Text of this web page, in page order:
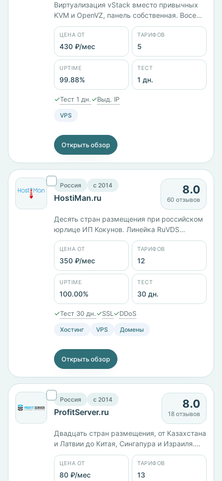
Виртуализация vStack вместо привычных
KVM и OpenVZ, панель собственная. Восемь
стран размещения — от России и
Казахстана до Бразилии и Турции. Пять
тарифов от 429 ₽/мес, Windows-версия
базовой конфигурации стоит 1968 ₽/мес
против 430 ₽/мес за Linux. Юрлицо ООО
«ИТГЛОБАЛКОМ ЛАБС», тестовый период
— сутки.
ЦЕНА ОТ
430 ₽/мес
ТАРИФОВ
5
UPTIME
99.88%
ТЕСТ
1 дн.
✓Тест 1 дн.✓Выд. IP
VPS
Открыть обзор
Россия c 2014
HostiMan.ru
8.0
60 отзывов
Десять стран размещения при российском
юрлице ИП Кокунов. Линейка RuVDS
считается по ядрам: 1 ядро и 1 ГБ памяти
стоят 416 ₽/мес, 3 ядра и 4 ГБ — 1666 ₽/
мес, 4 ядра и 8 ГБ — 2500 ₽/мес.
Двенадцать тарифов от 350 ₽/мес, панели
cPanel, HestiaCP и ISPmanager. Заявленный
uptime 100%, тест 30 дней.
ЦЕНА ОТ
350 ₽/мес
ТАРИФОВ
12
UPTIME
100.00%
ТЕСТ
30 дн.
✓Тест 30 дн.✓SSL ✓DDoS
Хостинг VPS Домены
Открыть обзор
Россия c 2014
ProfitServer.ru
8.0
18 отзывов
Двадцать стран размещения, от Казахстана
и Латвии до Китая, Сингапура и Израиля.
Юрлицо ООО «ИТК», работает с 2014 года.
Тринадцать тарифов от 80 ₽/мес: KVM-1 с 1
ГБ памяти стоит 990 ₽/мес, старший KVM-
ЦЕНА ОТ
80 ₽/мес
ТАРИФОВ
13